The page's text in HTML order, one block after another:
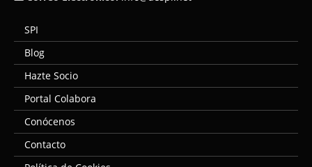
SPI
Blog
Hazte Socio
Portal Colabora
Conócenos
Contacto